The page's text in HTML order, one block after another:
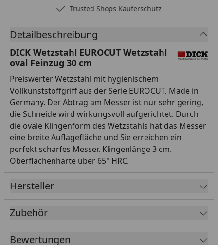
Trusted Shops Käuferschutz
Detailbeschreibung
DICK Wetzstahl EUROCUT Wetzstahl
oval Feinzug 30 cm
Preiswerter Wetzstahl mit hygienischem
Vollkunststoffgriff aus der Serie EUROCUT, Made in
Germany. Der Abtrag am Messer ist nur sehr gering,
die Schneide wird wirkungsvoll aufgerichtet. Durch
die ovale Klingenform des Wetzstahls hat das Messer
eine breite Auflagefläche und Sie erreichen ein
perfekt scharfes Messer. Klingenlänge 3 cm.
Oberflächenhärte über 65° HRC.
Hersteller
Zubehör
Bewertungen